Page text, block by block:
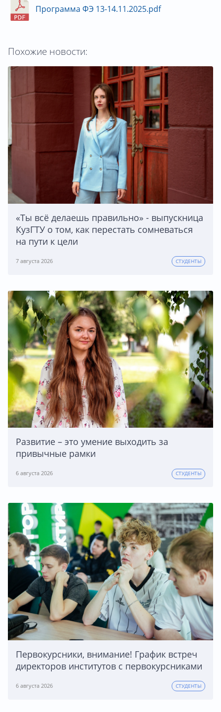
Программа ФЭ 13-14.11.2025.pdf
Похожие новости:
«Ты всё делаешь правильно» - выпускница
КузГТУ о том, как перестать сомневаться
на пути к цели
7 августа 2026 СТУДЕНТЫ
Развитие – это умение выходить за
привычные рамки
6 августа 2026 СТУДЕНТЫ
Первокурсники, внимание! График встреч
директоров институтов с первокурсниками
6 августа 2026 СТУДЕНТЫ